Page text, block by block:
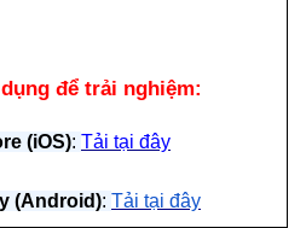
để trải nghiệm:
(iOS): Tải tại đây
(Android): Tải tại đây